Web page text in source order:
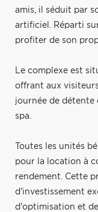
amis, il séduit par
artificiel. Réparti
profiter de son
Le complexe est
offrant aux
journée de détente
spa.
Toutes les unités
pour la location à
rendement. Cette
d'investissement
d'optimisation et